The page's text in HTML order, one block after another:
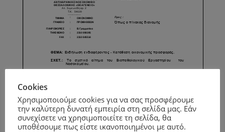
Cookies
Χρησιμοποιούμε cookies για να σας προσφέρουμε
την καλύτερη δυνατή εμπειρία στη σελίδα μας. Εάν
συνεχίσετε να χρησιμοποιείτε τη σελίδα, θα
υποθέσουμε πως είστε ικανοποιημένοι με αυτό.